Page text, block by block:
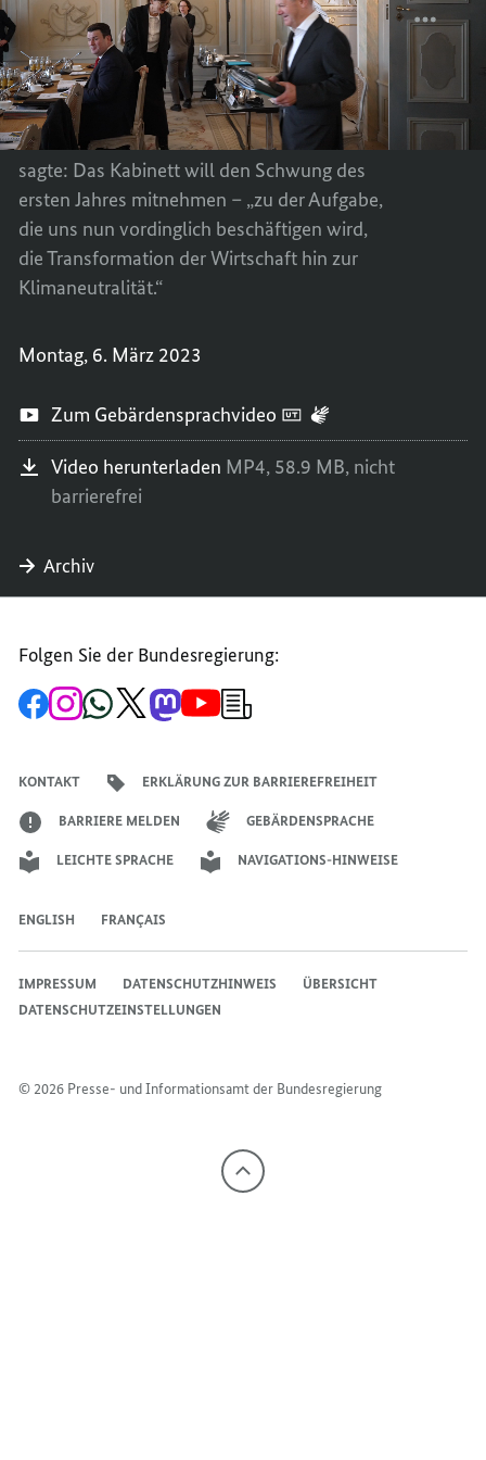
Die Bundesregierung hat sich bei ihrer
Klausurtagung in Meseberg intensiv mit
Fragen beschäftigt, die die Zukunft des
Landes betreffen. Bundeskanzler Scholz
sagte: Das Kabinett will den Schwung des
ersten Jahres mitnehmen – „zu der Aufgabe,
die uns nun vordinglich beschäftigen wird,
die Transformation der Wirtschaft hin zur
Klimaneutralität.“
Montag, 6. März 2023
IN
Zum Gebärdensprachvideo
Video herunterladen MP4, 58.9 MB, nicht
barrierefrei
Archiv
Folgen Sie der Bundesregierung:
Zur
Facebook-
Zum
Instagram-
Zum
WhatsApp-
Zum
X-
Zum
Mastodon-
Zum
YouTube-Anmeldung
KONTAKT ERKLÄRUNG ZUR BARRIEREFREIHEIT
BARRIERE MELDEN GEBÄRDENSPRACHE
LEICHTE SPRACHE NAVIGATIONS-HINWEISE
ENGLISH FRANÇAIS
© 2026 Presse- und Informationsamt der Bundesregierung
IMPRESSUM DATENSCHUTZHINWEIS
ÜBERSICHT
DATENSCHUTZEINSTELLUNGEN
Nach
oben